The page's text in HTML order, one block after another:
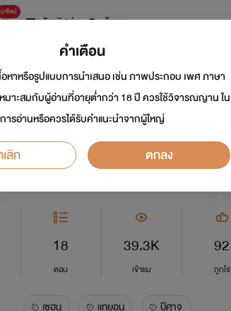
มาใหม่
ท ธัญลิสต์ ค้นหา
รักหมดใจ นายปีศาจ
นักเขียน:Pitchaporn
อีโรติก
18
ตอน
39.3K
เข้าชม
92
ถูกใจ
เซฮุน เเทยอน ปีศาจ
คำเตือน
หาหรือรูปแบบการนำเสนอ เช่น ภาพประกอบ เพศ ภาษา
มาะสมกับผู้อ่านที่อายุต่ำกว่า 18 ปี ควรใช้วิจารณญาน ใน
การอ่านหรือควรได้รับคำแนะนำจากผู้ใหญ่
ลิก ตกลง